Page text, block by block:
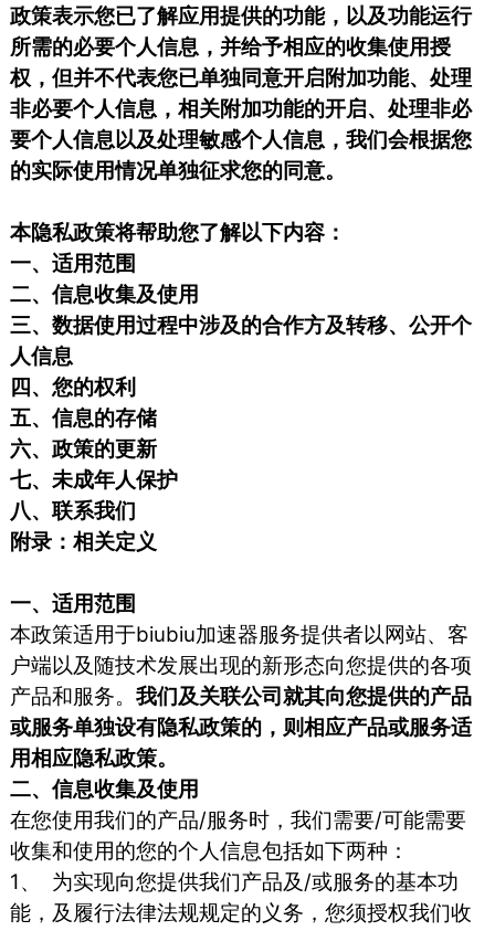
政策表示您已了解应用提供的功能，以及功能运行
所需的必要个人信息，并给予相应的收集使用授
权，但并不代表您已单独同意开启附加功能、处理
非必要个人信息，相关附加功能的开启、处理非必
要个人信息以及处理敏感个人信息，我们会根据您
的实际使用情况单独征求您的同意。
本隐私政策将帮助您了解以下内容：
一、适用范围
二、信息收集及使用
三、数据使用过程中涉及的合作方及转移、公开个
人信息
四、您的权利
五、信息的存储
六、政策的更新
七、未成年人保护
八、联系我们
附录：相关定义
一、适用范围
本政策适用于biubiu加速器服务提供者以网站、客
户端以及随技术发展出现的新形态向您提供的各项
产品和服务。我们及关联公司就其向您提供的产品
或服务单独设有隐私政策的，则相应产品或服务适
用相应隐私政策。
二、信息收集及使用
在您使用我们的产品/服务时，我们需要/可能需要
收集和使用的您的个人信息包括如下两种：
1、 为实现向您提供我们产品及/或服务的基本功
能，及履行法律法规规定的义务，您须授权我们收